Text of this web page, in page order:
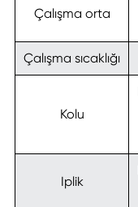
Çalışma orta
Çalışma sıcaklığı
Kolu
Iplik